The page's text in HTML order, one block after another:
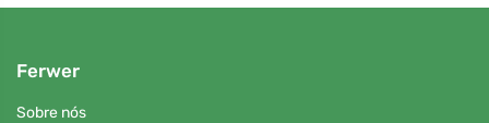
Ferwer
Sobre nós